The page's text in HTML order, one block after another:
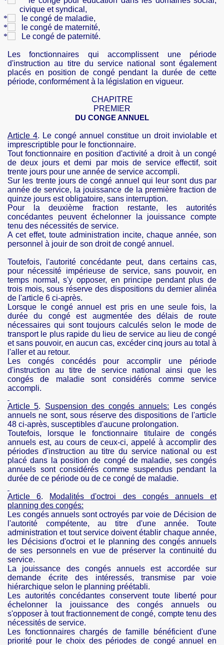
civique et syndical,
le congé de maladie,
le congé de maternité,
Le congé de paternité.
Les fonctionnaires qui accomplissent une période
d'instruction au titre du service national sont également
placés en position de congé pendant la durée de cette
période, conformément à la législation en vigueur.
CHAPITRE
PREMIER
DU CONGE ANNUEL
Article 4. Le congé annuel constitue un droit inviolable et
imprescriptible pour le fonctionnaire.
Tout fonctionnaire en position d'activitéa droit à un congé
de deux jours et demi par mois de service effectif, soit
trente jours pour une année de service accompli.
Sur les trente jours de congé annuel qui leur sont dus par
année de service, la jouissance de la première fraction de
quinze jours est obligatoire, sans interruption.
Pour la deuxième fraction restante, les autorités
concédantes peuvent échelonner la jouissance compte
tenu des nécessités de service.
A cet effet, toute administration incite, chaque année, son
personnel à jouir de son droit de congé annuel.
Toutefois, l'autorité concédante peut, dans certains cas,
pour nécessité impérieuse de service, sans pouvoir, en
temps normal, s'y opposer, en principe pendant plus de
trois mois, sous réserve des dispositions du dernier alinéa
de l'article 6 ci-après.
Lorsque le congé annuel est pris en une seule fois, la
durée du congé est augmentée des délais de route
nécessaires qui sont toujours calculés selon le mode de
transport le plus rapide du lieu de service au lieu de congé
et sans pouvoir, en aucun cas, excéder cinq jours au total à
l'aller et au retour.
Les congés concédés pour accomplir une période
d'instruction au titre de service national ainsi que les
congés de maladie sont considérés comme service
accompli.
Article 5. Suspension des congésannuels: Les congés
annuels ne sont, sous réserve des dispositions de l'article
48 ci-après, susceptibles d'aucune prolongation.
Toutefois, lorsque le fonctionnaire titulaire de congés
annuels est, au cours de ceux-ci, appelé à accomplir des
périodes d'instruction au titre du service national ou est
placé dans la position de congé de maladie, ses congés
annuels sont considérés comme suspendus pendant la
durée de ce période ou de ce congé de maladie.
Article 6.
Modalités d'octroi des congés annuels et
planning des congés:
Les congés annuels sont octroyés par voie de Décision de
l'autorité compétente, au titre d'une année. Toute
administration et tout service doivent établir chaque année,
les Décisions d'octroi et le planning des congés annuels
de ses personnels en vue de préserver la continuité du
service.
La jouissance des congés annuels est accordée sur
demande écrite des intéressés, transmise par voie
hiérarchique selon le planning préétabli.
Les autorités concédantes conservent toute liberté pour
échelonner la jouissance des congés annuels ou
s'opposer à tout fractionnement de congé, compte tenu des
nécessités de service.
Les fonctionnaires chargés de famille bénéficient d'une
priorité pour le choix des périodes de congé annuel en